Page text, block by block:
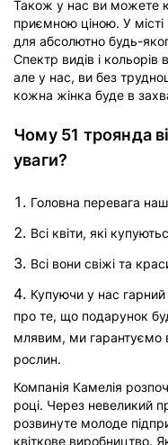
Також у нас ви можете
приємною ціною. У
для абсолютно будь-
Спектр видів і
але у нас, ви без
кожна жінка буде в
Чому 51 троянда
уваги?
Головна перевага
Всі квіти, які
Всі вони свіжі та
Купуючи у нас
про те, що подарунок
млявим, ми гарантуємо
рослин.
Компанія Камелія
році. Через невеликий
розвинуте молоде
квіткове виробництво.